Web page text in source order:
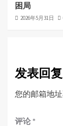
困局
2026年5月31日
发表回复
您的邮箱地址
评论 *